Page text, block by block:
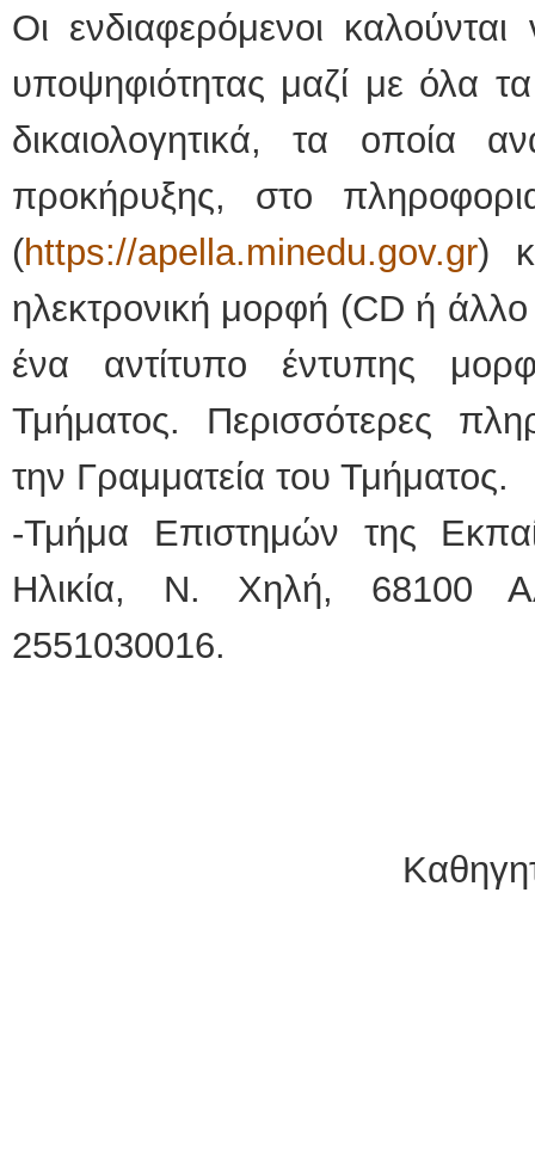
Οι ενδιαφερόμενοι
υποψηφιότητας μαζί με όλα
δικαιολογητικά, τα οποία
προκήρυξης, στο
(https://apella.minedu.gov.gr)
ηλεκτρονική μορφή (CD ή
ένα αντίτυπο έντυπης
Τμήματος. Περισσότερες
την Γραμματεία του Τμήματος.
-Τμήμα Επιστημών της
Ηλικία, Ν. Χηλή, 68100
2551030016.